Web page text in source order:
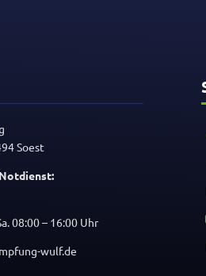
Soest
Notdienst:
08:00 – 16:00 Uhr
wulf.de